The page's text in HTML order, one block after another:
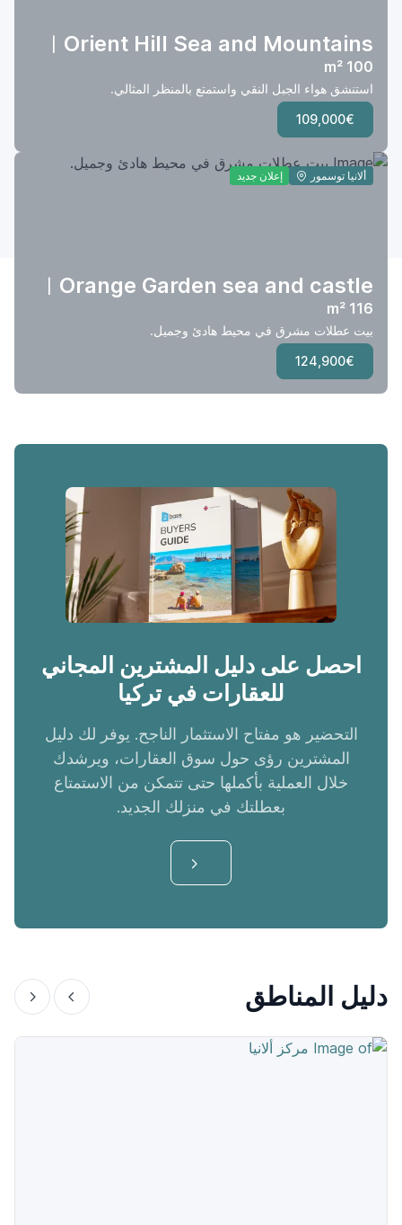
Orient Hill Sea and Mountains
100 m²
استنشق هواء الجبل النقي واستمتع بالمنظر المثالي.
109,000€
ألانيا توسمور إعلان جديد
Orange Garden sea and castle
116 m²
بيت عطلات مشرق في محيط هادئ وجميل.
124,900€
احصل على دليل المشترين المجاني
للعقارات في تركيا
التحضير هو مفتاح الاستثمار الناجح. يوفر لك دليل
المشترين رؤى حول سوق العقارات، ويرشدك
خلال العملية بأكملها حتى تتمكن من الاستمتاع
بعطلتك في منزلك الجديد.
دليل المناطق